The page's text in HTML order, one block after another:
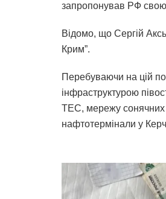
запропонував РФ
Відомо, що Сергій
Крим”.
Перебуваючи на цій
інфраструктурою
ТЕС, мережу сонячних і
нафтотермінали у